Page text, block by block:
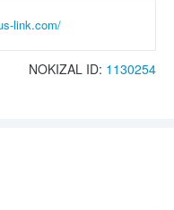
link.com/
NOKIZAL ID: 1130254